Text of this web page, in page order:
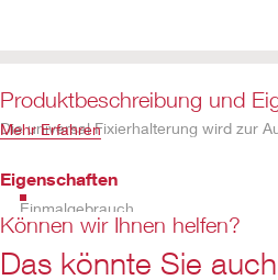
Produktbeschreibung und
Die universal Fixierhalterung wird zur
Eigenschaften
Einmalgebrauch
Steril
Mehr Erfahren
Können wir Ihnen helfen?
Das könnte Sie